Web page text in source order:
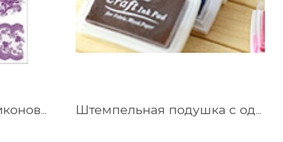
Набор штампов силиконовых Винтажные кружева 14х18 см 400301800 Штемпельная подушка с одноцветными чернилами, 7х5 см